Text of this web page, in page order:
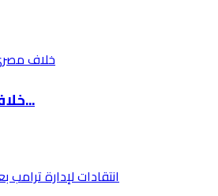
خلاف مصري إسرائيلي حول آلية إدخال البضائع إلى...